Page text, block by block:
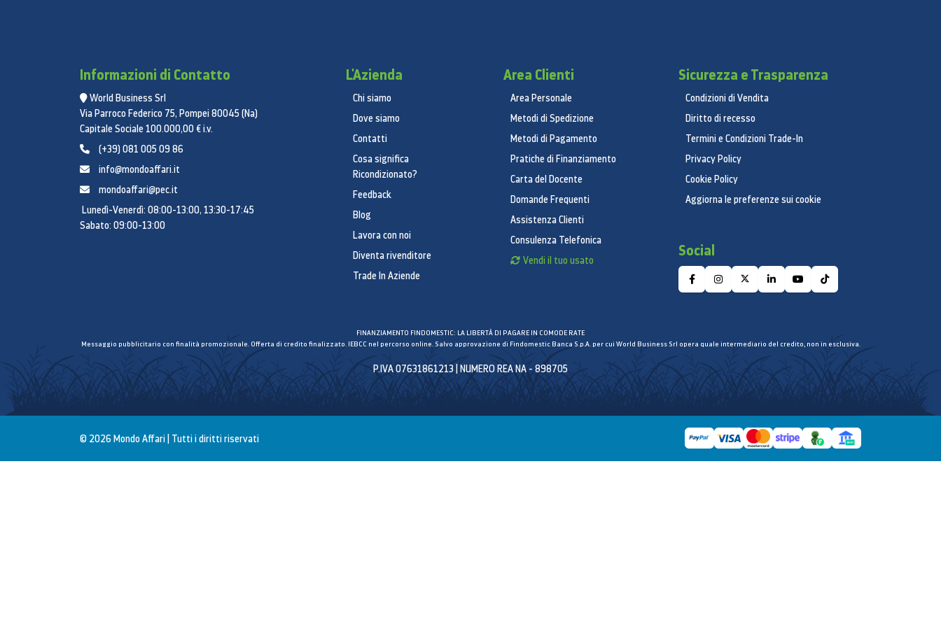
Informazioni di Contatto
World Business Srl
Via Parroco Federico 75, Pompei 80045 (Na)
Capitale Sociale 100.000,00 € i.v.
(+39) 081 005 09 86
info@mondoaffari.it
mondoaffari@pec.it
Lunedì-Venerdì: 08:00-13:00, 13:30-17:45
Sabato: 09:00-13:00
L'Azienda
Chi siamo
Dove siamo
Contatti
Cosa significa
Ricondizionato?
Feedback
Blog
Lavora con noi
Diventa rivenditore
Trade In Aziende
Area Clienti
Area Personale
Metodi di Spedizione
Metodi di Pagamento
Pratiche di Finanziamento
Carta del Docente
Domande Frequenti
Assistenza Clienti
Consulenza Telefonica
Vendi il tuo usato
Sicurezza e Trasparenza
Condizioni di Vendita
Diritto di recesso
Termini e Condizioni Trade-In
Privacy Policy
Cookie Policy
Aggiorna le preferenze sui cookie
Social
FINANZIAMENTO FINDOMESTIC: LA LIBERTÀ DI PAGARE IN COMODE RATE
Messaggio pubblicitario con finalità promozionale. Offerta di credito finalizzato. IEBCC nel percorso online. Salvo approvazione di Findomestic Banca S.p.A. per cui World Business Srl opera quale intermediario del credito, non in esclusiva.
P.IVA 07631861213 | NUMERO REA NA - 898705
© 2026 Mondo Affari | Tutti i diritti riservati